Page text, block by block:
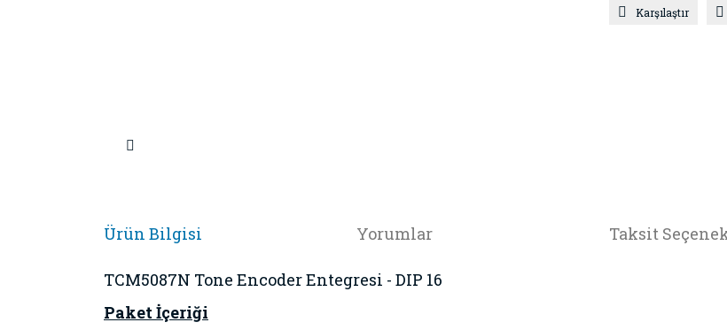
Karşılaştır
Ürün Bilgisi Yorumlar Taksit
TCM5087N Tone Encoder Entegresi - DIP 16
Paket İçeriği